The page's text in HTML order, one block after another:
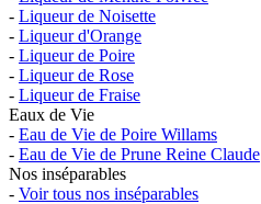
- Liqueur de Noisette
- Liqueur d'Orange
- Liqueur de Poire
- Liqueur de Rose
- Liqueur de Fraise
Eaux de Vie
- Eau de Vie de Poire Willams
- Eau de Vie de Prune Reine Claude
Nos inséparables
- Voir tous nos inséparables